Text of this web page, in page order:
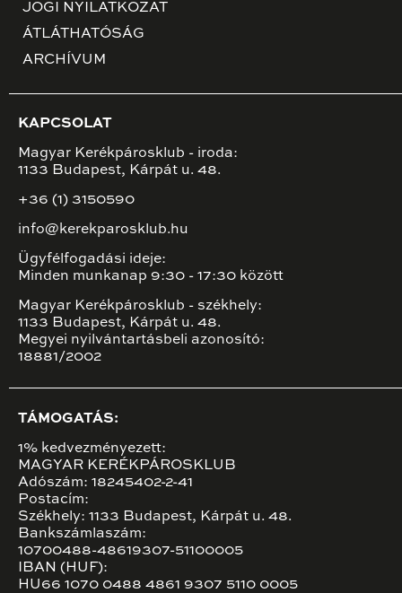
JOGI NYILATKOZAT
ÁTLÁTHATÓSÁG
ARCHÍVUM
KAPCSOLAT
Magyar Kerékpárosklub - iroda:
1133 Budapest, Kárpát u. 48.
+36 (1) 3150590
info@kerekparosklub.hu
Ügyfélfogadási ideje:
Minden munkanap 9:30 - 17:30 között
Magyar Kerékpárosklub - székhely:
1133 Budapest, Kárpát u. 48.
Megyei nyilvántartásbeli azonosító:
18881/2002
TÁMOGATÁS:
1% kedvezményezett:
MAGYAR KERÉKPÁROSKLUB
Adószám: 18245402-2-41
Postacím:
Székhely: 1133 Budapest, Kárpát u. 48.
Bankszámlaszám:
10700488-48619307-51100005
IBAN (HUF):
HU66 1070 0488 4861 9307 5110 0005